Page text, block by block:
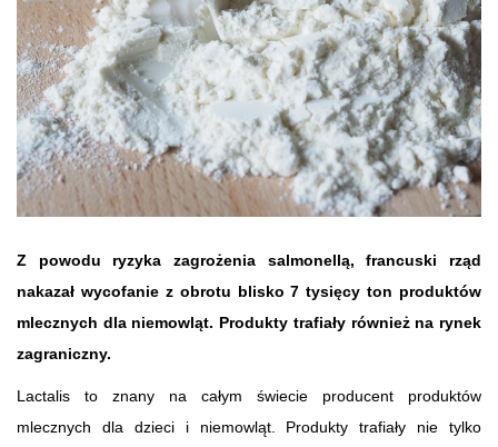
Z powodu ryzyka zagrożenia salmonellą, francuski rząd
nakazał wycofanie z obrotu blisko 7 tysięcy ton produktów
mlecznych dla niemowląt. Produkty trafiały również na rynek
zagraniczny.
Lactalis to znany na całym świecie producent produktów
mlecznych dla dzieci i niemowląt. Produkty trafiały nie tylko